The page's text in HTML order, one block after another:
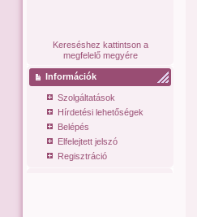
Kereséshez kattintson a
megfelelő megyére
Információk
Szolgáltatások
Hírdetési lehetőségek
Belépés
Elfelejtett jelszó
Regisztráció